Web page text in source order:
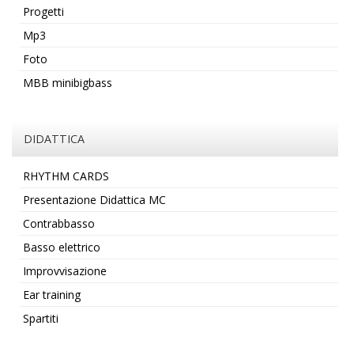
Progetti
Mp3
Foto
MBB minibigbass
DIDATTICA
RHYTHM CARDS
Presentazione Didattica MC
Contrabbasso
Basso elettrico
Improvvisazione
Ear training
Spartiti